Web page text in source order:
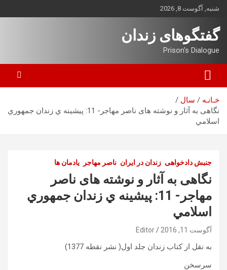
بروید
شنبه, آگوست 8, 2026
گفتگوهای زندان
Prison's Dialogue
خـانـه
سال
نگاهی به آثار و نوشته های ناصر مهاجر- 11: پيشينه ي زندان جمهوري
اسلامي
جنبش دادخواهی زندان در ایران ناصر مهاجر یادمان ها
نگاهی به آثار و نوشته های ناصر
مهاجر- 11: پيشينه ي زندان جمهوري
اسلامي
آگوست 11, 2016 Editor
به نقل از کتاب زندان جلد اول( نشر نقطه 1377)
سرسخن